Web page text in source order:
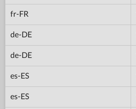
fr-FR
de-DE
de-DE
es-ES
es-ES